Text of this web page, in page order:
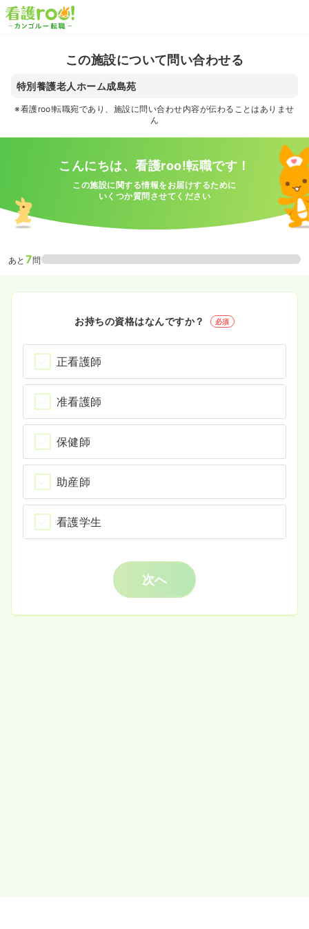
この施設について問い合わせる
特別養護老人ホーム成島苑
※看護roo!転職宛であり、施設に問い合わせ内容が伝わることはありませ
ん
こんにちは、看護roo!転職です！
この施設に関する情報をお届けするために
いくつか質問させてください
あと 7問
お持ちの資格はなんですか？ 必須
正看護師
准看護師
保健師
助産師
看護学生
次へ